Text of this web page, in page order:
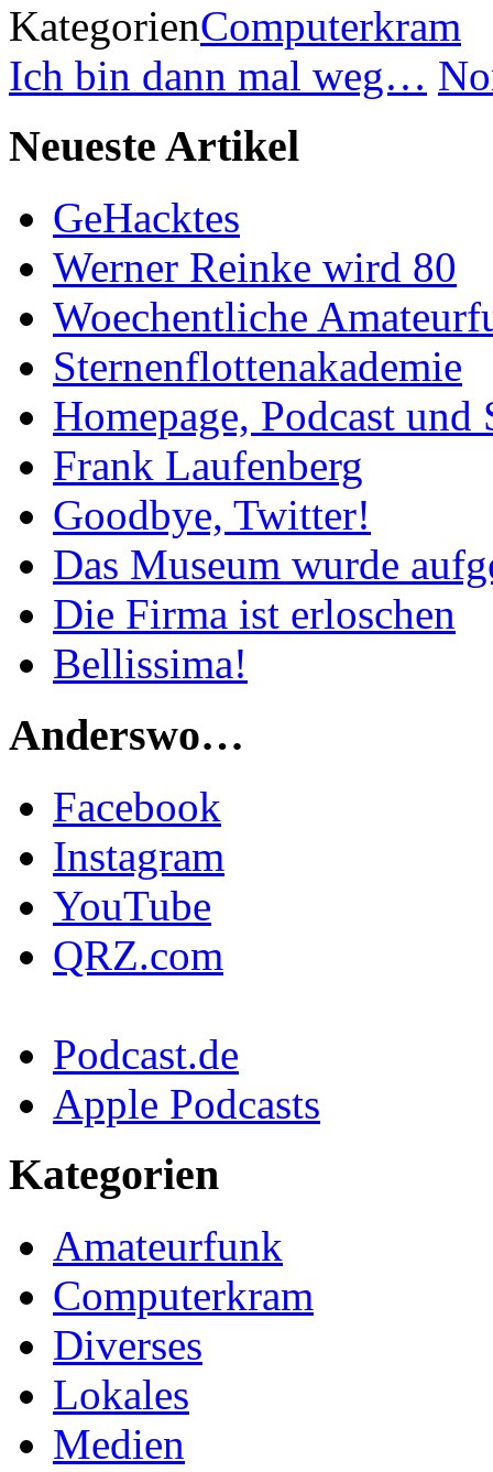
KategorienComputerkram
Ich bin dann mal weg…
Neueste Artikel
GeHacktes
Werner Reinke wird 80
Woechentliche
Sternenflottenakademie
Homepage, Podcast
Frank Laufenberg
Goodbye, Twitter!
Das Museum wurde
Die Firma ist erloschen
Bellissima!
Anderswo…
Facebook
Instagram
YouTube
QRZ.com
Podcast.de
Apple Podcasts
Kategorien
Amateurfunk
Computerkram
Diverses
Lokales
Medien